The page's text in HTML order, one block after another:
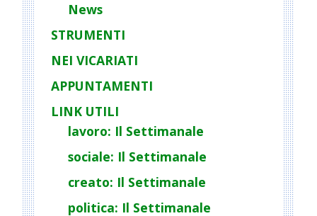
News
STRUMENTI
NEI VICARIATI
APPUNTAMENTI
LINK UTILI
lavoro: Il Settimanale
sociale: Il Settimanale
creato: Il Settimanale
politica: Il Settimanale